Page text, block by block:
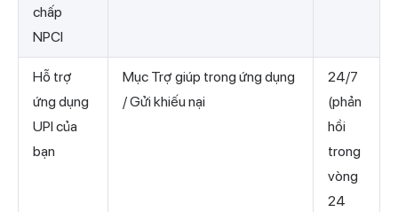
chấp
NPCI
Hỗ trợ
ứng dụng
UPI của
bạn
Mục Trợ giúp trong ứng dụng
/ Gửi khiếu nại
24/7
(phản
hồi
trong
vòng
24